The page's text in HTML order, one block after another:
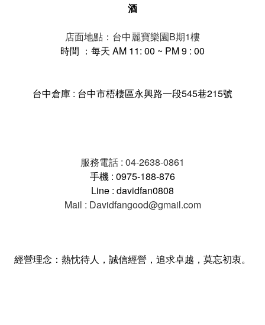
酒
店面地點：台中麗寶樂園B期1樓
時間 ：每天 AM 11: 00 ~ PM 9 : 00
台中倉庫 : 台中市梧棲區永興路一段545巷215號
服務電話 : 04-2638-0861
手機 : 0975-188-876
Line : davidfan0808
Mail : Davidfangood@gmail.com
經營理念：熱忱待人，誠信經營，追求卓越，莫忘初衷。